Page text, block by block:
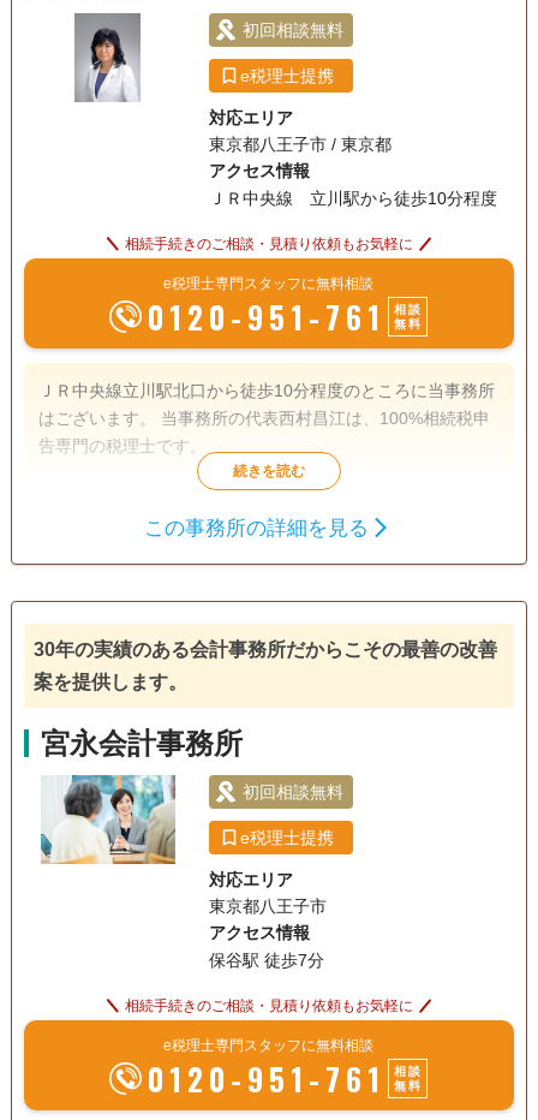
初回相談無料
e税理士提携
対応エリア
東京都八王子市 / 東京都
アクセス情報
ＪＲ中央線 立川駅から徒歩10分程度
相続手続きのご相談・見積り依頼もお気軽に
e税理士専門スタッフに無料相談
0120-951-761
相談
無料
ＪＲ中央線立川駅北口から徒歩10分程度のところに当事務所
はございます。 当事務所の代表西村昌江は、100%相続税申
告専門の税理士です。
相続財産調査
訪問可 女性スタッフ対応可 土日相談可 初回相談無料
この事務所の詳細を見る
30年の実績のある会計事務所だからこその最善の改善
案を提供します。
宮永会計事務所
初回相談無料
e税理士提携
対応エリア
東京都八王子市
アクセス情報
保谷駅 徒歩7分
相続手続きのご相談・見積り依頼もお気軽に
e税理士専門スタッフに無料相談
0120-951-761
相談
無料